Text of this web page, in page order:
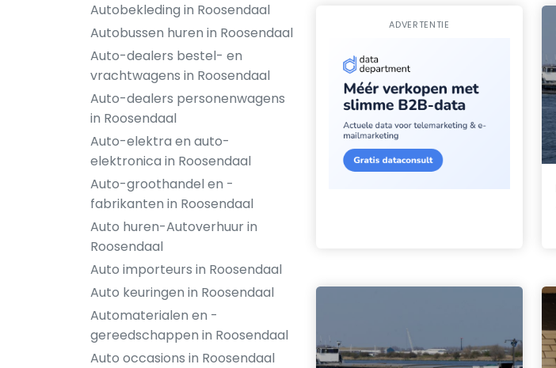
Autobekleding in Roosendaal
Autobussen huren in Roosendaal
Auto-dealers bestel- en
vrachtwagens in Roosendaal
Auto-dealers personenwagens
in Roosendaal
Auto-elektra en auto-
elektronica in Roosendaal
Auto-groothandel en -
fabrikanten in Roosendaal
Auto huren-Autoverhuur in
Roosendaal
Auto importeurs in Roosendaal
Auto keuringen in Roosendaal
Automaterialen en -
gereedschappen in Roosendaal
Auto occasions in Roosendaal
ADVERTENTIE